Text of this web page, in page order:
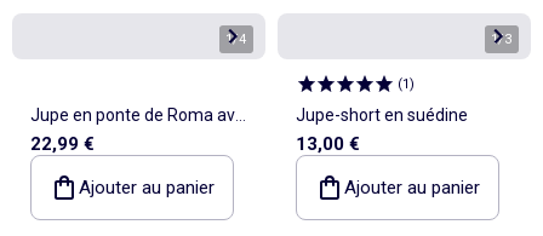
1/4
Jupe en ponte de Roma avec
plis
22,99 €
Ajouter au panier
1/3
(1)
Jupe-short en suédine
13,00 €
Ajouter au panier